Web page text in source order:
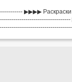
▶▶▶▶